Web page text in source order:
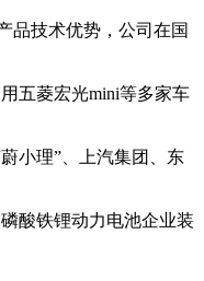
品技术优势，公司在国
五菱宏光mini等多家车
小理”、上汽集团、东
酸铁锂动力电池企业装